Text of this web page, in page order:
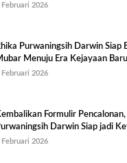
Februari 2026
Purwaningsih Darwin Siap
Menuju Era Kejayaan Baru
Februari 2026
Formulir Pencalonan,
Darwin Siap jadi
Mubar
Februari 2026